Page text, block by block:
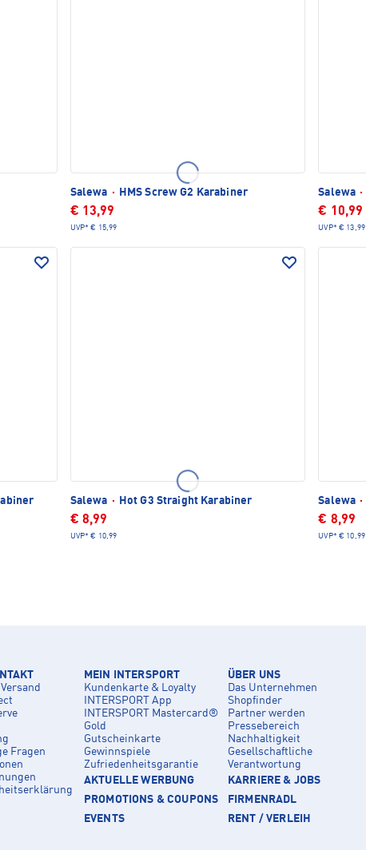
Salewa · HMS Screw G2 Karabiner
€ 13,99
UVP* € 15,99
Salewa ·
€ 10,99
UVP* € 13,99
Salewa · Hot G3 Straight Karabiner
€ 8,99
UVP* € 10,99
Salewa ·
€ 8,99
UVP* € 10,99
Fragen
MEIN INTERSPORT
Kundenkarte & Loyalty
INTERSPORT App
INTERSPORT Mastercard®
Gold
Gutscheinkarte
Gewinnspiele
Zufriedenheitsgarantie
AKTUELLE WERBUNG
PROMOTIONS & COUPONS
EVENTS
ÜBER UNS
Das Unternehmen
Shopfinder
Partner werden
Pressebereich
Nachhaltigkeit
Gesellschaftliche
Verantwortung
KARRIERE & JOBS
FIRMENRADL
RENT / VERLEIH